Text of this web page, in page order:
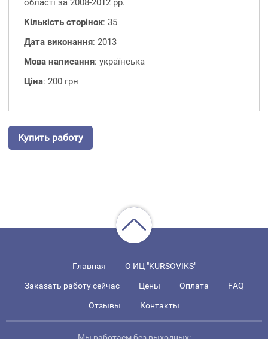
області за 2008-2012 рр.
Кількість сторінок: 35
Дата виконання: 2013
Мова написання: українська
Ціна: 200 грн
Купить работу
Главная О ИЦ "KURSOVIKS"
Заказать работу сейчас Цены Оплата FAQ
Отзывы Контакты